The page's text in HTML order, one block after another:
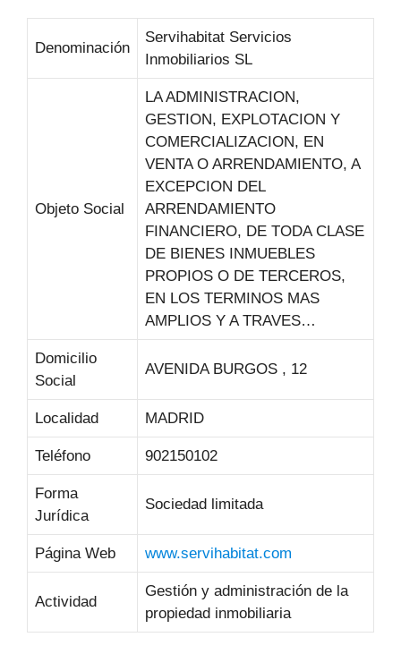
Denominación
Servihabitat Servicios
Inmobiliarios SL
Objeto Social
LA ADMINISTRACION,
GESTION, EXPLOTACION Y
COMERCIALIZACION, EN
VENTA O ARRENDAMIENTO, A
EXCEPCION DEL
ARRENDAMIENTO
FINANCIERO, DE TODA CLASE
DE BIENES INMUEBLES
PROPIOS O DE TERCEROS,
EN LOS TERMINOS MAS
AMPLIOS Y A TRAVES…
Domicilio
Social
AVENIDA BURGOS , 12
Localidad MADRID
Teléfono 902150102
Forma
Jurídica
Sociedad limitada
Página Web www.servihabitat.com
Actividad
Gestión y administración de la
propiedad inmobiliaria